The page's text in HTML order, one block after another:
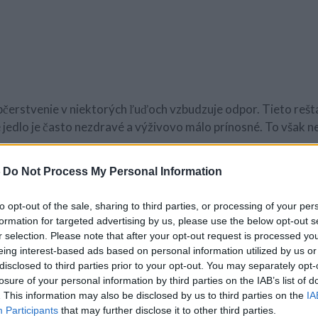
Do Not Process My Personal Information
opt-out of the sale, sharing to third parties, or processing of your
for targeted advertising by us, please use the below opt-out
selection. Please note that after your opt-out request is processed
interest-based ads based on personal information utilized by us
to third parties prior to your opt-out. You may separately
of your personal information by third parties on the IAB’s list of
This information may also be disclosed by us to third parties on the
Participants that may further disclose it to other third parties.
v niektorých ľuďoch vzbudzuje odpor. Tieto
je často nezdravé a výživovo málo prínosné. To však
viete, čo obsahuje. Jeden taký recept tu pre vás máme, tak
zmesi